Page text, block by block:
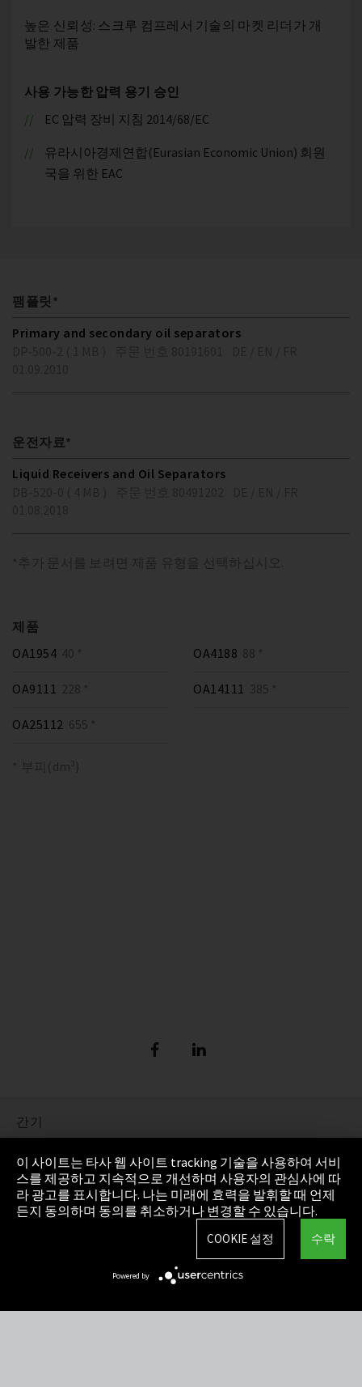
높은 신뢰성: 스크루 컴프레서 기술의 마켓 리더가 개
발한 제품
사용 가능한 압력 용기 승인
EC 압력 장비 지침 2014/68/EC
유라시아경제연합(Eurasian Economic Union) 회원
국을 위한 EAC
팸플릿*
Primary and secondary oil separators
운전자료*
Liquid Receivers and Oil Separators
*추가 문서를 보려면 제품 유형을 선택하십시오.
제품
OA1954 40 * OA4188 88 *
OA9111 228 * OA14111 385 *
OA25112 655 *
* 부피(dm³)
간기
정보 보호
Cookie Settings
AGB(일반거래조건)
이 사이트는 타사 웹 사이트 tracking 기술을 사용하여 서비
스를 제공하고 지속적으로 개선하며 사용자의 관심사에 따
라 광고를 표시합니다. 나는 미래에 효력을 발휘할 때 언제
든지 동의하며 동의를 취소하거나 변경할 수 있습니다.
수락
COOKIE 설정
Powered by